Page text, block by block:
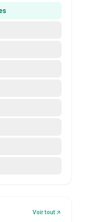
Voir tout